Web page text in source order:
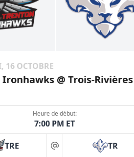
16 OCTOBRE
@ Trois-Rivières
Heure de début:
7:00 PM ET
TRE at TR